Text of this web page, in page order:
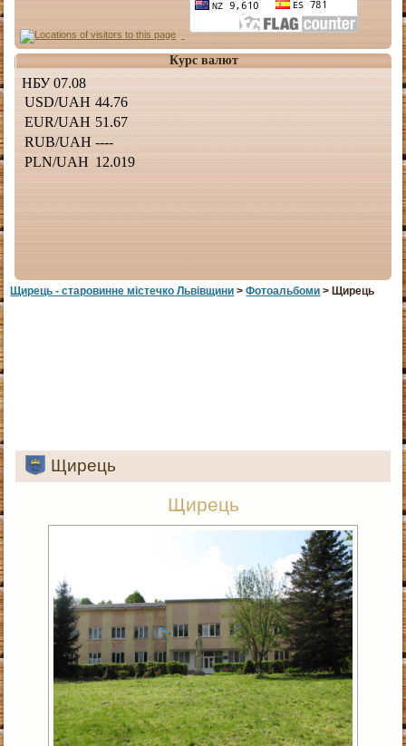
Курс валют
Щирець - старовинне мiстечко Львiвщини >Фотоальбоми > Щирець
Щирець
Щирець